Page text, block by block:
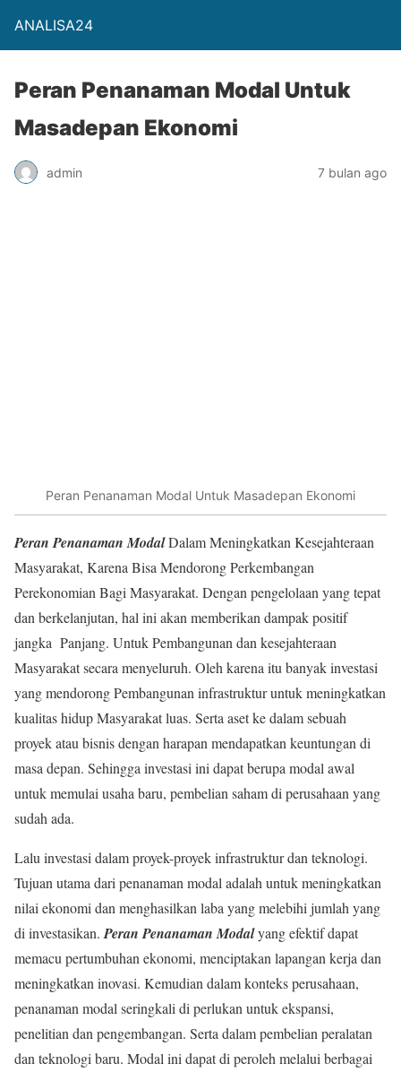
ANALISA24
Peran Penanaman Modal Untuk
Masadepan Ekonomi
admin 7 bulan ago
Peran Penanaman Modal Untuk Masadepan Ekonomi
Peran Penanaman ModalDalam Meningkatkan Kesejahteraan
Masyarakat, Karena Bisa Mendorong Perkembangan
Perekonomian Bagi Masyarakat. Dengan pengelolaan yang tepat
dan berkelanjutan, hal ini akan memberikan dampak positif
jangka Panjang. Untuk Pembangunan dan kesejahteraan
Masyarakat secara menyeluruh. Oleh karena itu banyak investasi
yang mendorong Pembangunan infrastruktur untuk meningkatkan
kualitas hidup Masyarakat luas. Serta aset ke dalam sebuah
proyek atau bisnis dengan harapan mendapatkan keuntungan di
masa depan. Sehingga investasi ini dapat berupa modal awal
untuk memulai usaha baru, pembelian saham di perusahaan yang
sudah ada.
Lalu investasi dalam proyek-proyek infrastruktur dan teknologi.
Tujuan utama dari penanaman modal adalah untuk meningkatkan
nilai ekonomi dan menghasilkan laba yang melebihi jumlah yang
di investasikan. Peran Penanaman Modalyang efektif dapat
memacu pertumbuhan ekonomi, menciptakan lapangan kerja dan
meningkatkan inovasi. Kemudian dalam konteks perusahaan,
penanaman modal seringkali di perlukan untuk ekspansi,
penelitian dan pengembangan. Serta dalam pembelian peralatan
dan teknologi baru. Modal ini dapat di peroleh melalui berbagai